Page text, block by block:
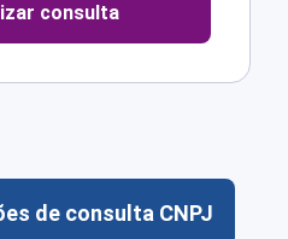
consulta
de consulta CNPJ